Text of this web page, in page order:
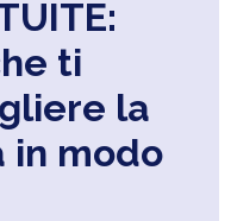
ti
la
in modo